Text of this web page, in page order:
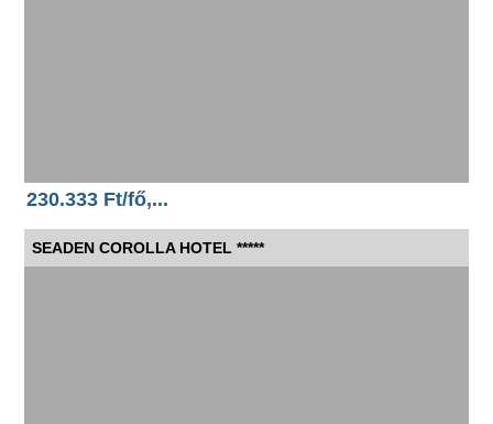
230.333 Ft/fő,...
SEADEN COROLLA HOTEL *****